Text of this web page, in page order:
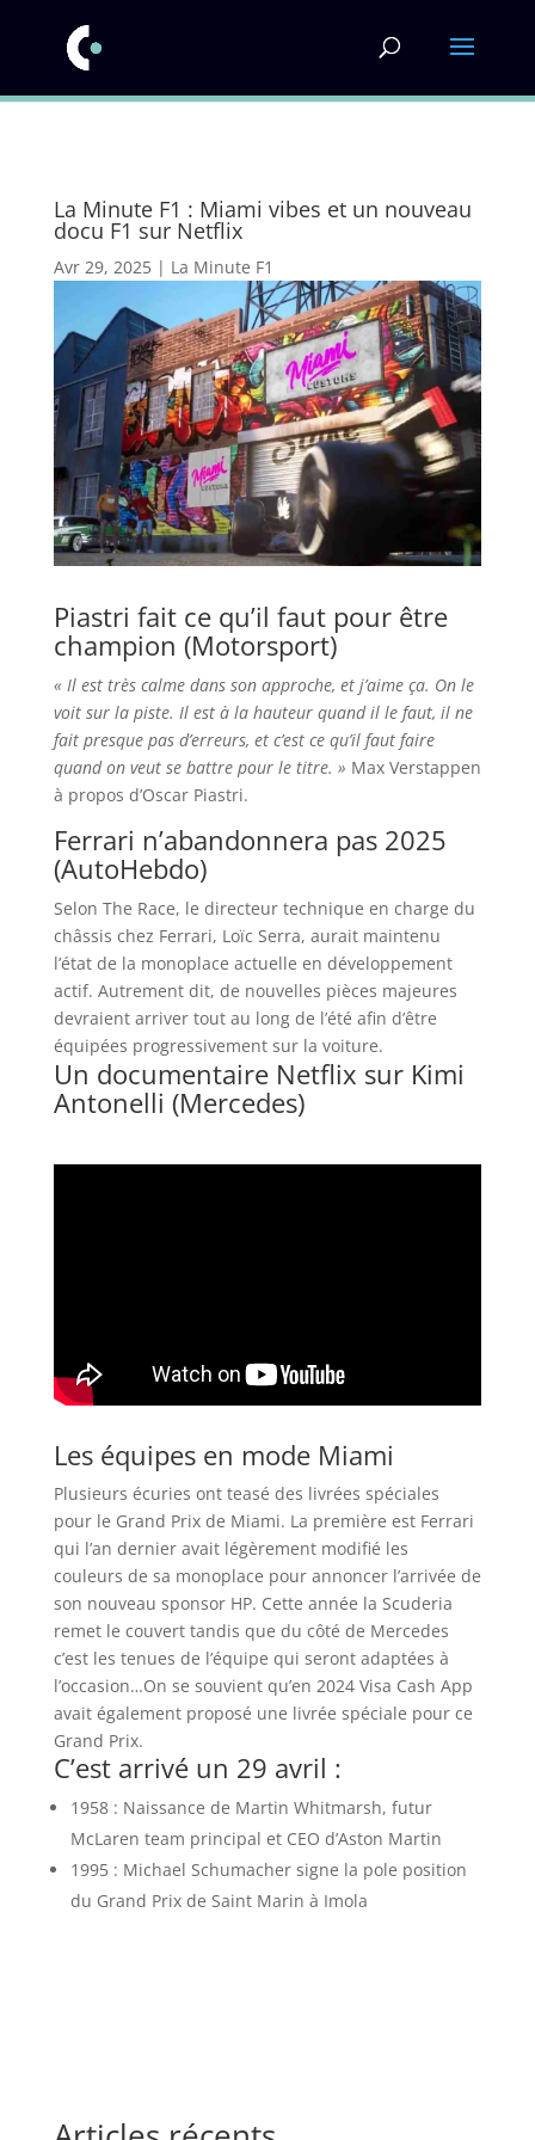
La Minute F1 : Miami vibes et un nouveau
docu F1 sur Netflix
Avr 29, 2025| La Minute F1
Piastri fait ce qu’il faut pour être
champion (Motorsport)
« Il est très calme dans son approche, et j’aime ça. On le
voit sur la piste. Il est à la hauteur quand il le faut, il ne
fait presque pas d’erreurs, et c’est ce qu’il faut faire
quand on veut se battre pour le titre. » Max Verstappen
à propos d’Oscar Piastri.
Ferrari n’abandonnera pas 2025
(AutoHebdo)
Selon The Race, le directeur technique en charge du
châssis chez Ferrari, Loïc Serra, aurait maintenu
l’état de la monoplace actuelle en développement
actif. Autrement dit, de nouvelles pièces majeures
devraient arriver tout au long de l’été afin d’être
équipées progressivement sur la voiture.
Un documentaire Netflix sur Kimi
Antonelli (Mercedes)
Les équipes en mode Miami
Plusieurs écuries ont teasé des livrées spéciales
pour le Grand Prix de Miami. La première est Ferrari
qui l’an dernier avait légèrement modifié les
couleurs de sa monoplace pour annoncer l’arrivée de
son nouveau sponsor HP. Cette année la Scuderia
remet le couvert tandis que du côté de Mercedes
c’est les tenues de l’équipe qui seront adaptées à
l’occasion…On se souvient qu’en 2024 Visa Cash App
avait également proposé une livrée spéciale pour ce
Grand Prix.
C’est arrivé un 29 avril :
1958 : Naissance de Martin Whitmarsh, futur
McLaren team principal et CEO d’Aston Martin
1995 : Michael Schumacher signe la pole position
du Grand Prix de Saint Marin à Imola